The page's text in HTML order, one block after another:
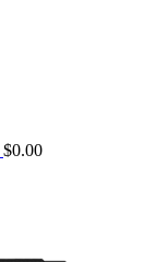
$0.00